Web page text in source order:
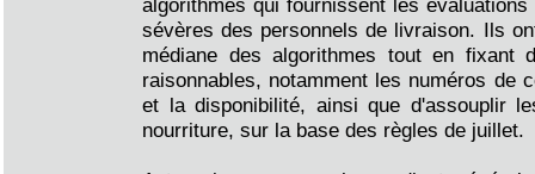
algorithmes qui fournissent les
sévères des personnels de livraison. Ils
médiane des algorithmes tout en fixant
raisonnables, notamment les numéros de
et la disponibilité, ainsi que d'assouplir
nourriture, sur la base des règles de juillet.